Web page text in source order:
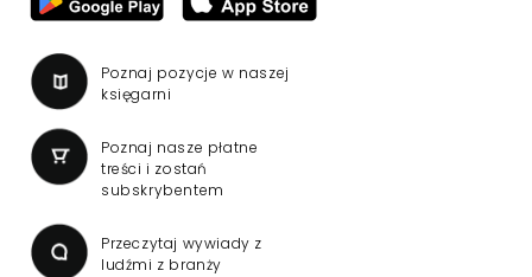
Poznaj pozycje w naszej
księgarni
Poznaj nasze płatne
treści i zostań
subskrybentem
Przeczytaj wywiady z
ludźmi z branży